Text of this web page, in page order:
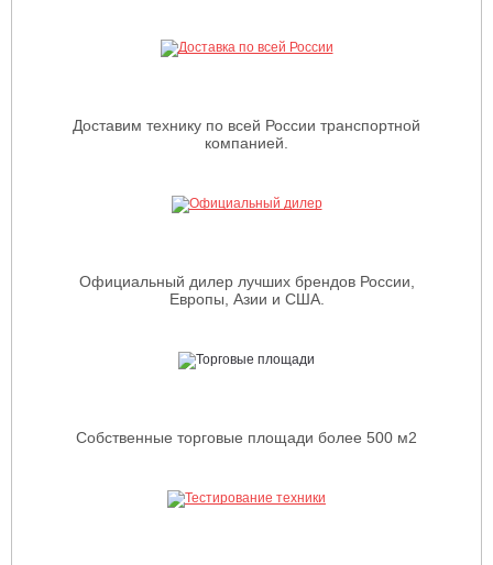
Доставим технику по всей России транспортной
компанией.
Официальный дилер лучших брендов России,
Европы, Азии и США.
Собственные торговые площади более 500 м2